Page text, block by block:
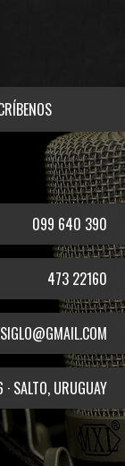
099 640 390
473 22160
SALTO, URUGUAY